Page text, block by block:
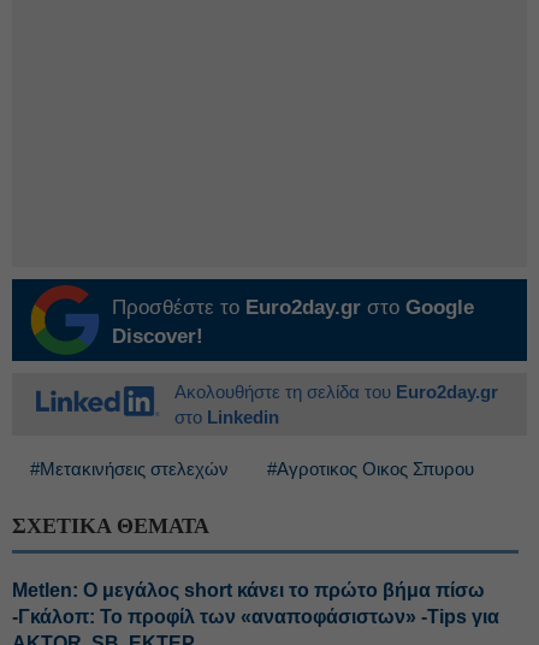
Προσθέστε το Euro2day.gr στο Google
Discover!
Ακολουθήστε τη σελίδα του Euro2day.gr
στο Linkedin
#Μετακινήσεις στελεχών #Αγροτικος Οικος Σπυρου
ΣΧΕΤΙΚΑ ΘΕΜΑΤΑ
Metlen: Ο μεγάλος short κάνει το πρώτο βήμα πίσω
-Γκάλοπ: Το προφίλ των «αναποφάσιστων» -Tips για